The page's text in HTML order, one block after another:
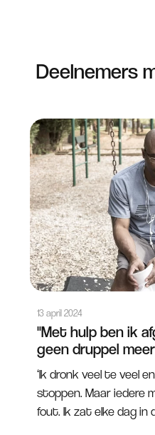
Deelnemers
13 april 2024
"Met hulp ben ik
geen druppel
‘Ik dronk veel te veel
stoppen. Maar iedere
fout. Ik zat elke dag in